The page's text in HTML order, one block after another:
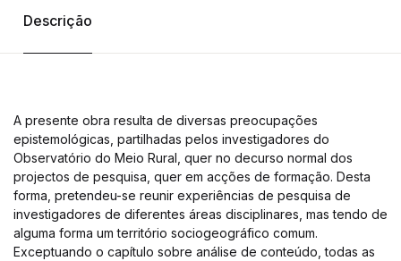
Descrição
A presente obra resulta de diversas preocupações
epistemológicas, partilhadas pelos investigadores do
Observatório do Meio Rural, quer no decurso normal dos
projectos de pesquisa, quer em acções de formação. Desta
forma, pretendeu-se reunir experiências de pesquisa de
investigadores de diferentes áreas disciplinares, mas tendo de
alguma forma um território sociogeográfico comum.
Exceptuando o capítulo sobre análise de conteúdo, todas as